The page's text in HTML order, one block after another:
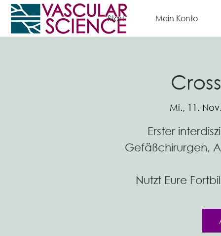
Start Mein Konto
Mi., 11.
Erster
Gefäßchirurgen,
Nutzt Eure